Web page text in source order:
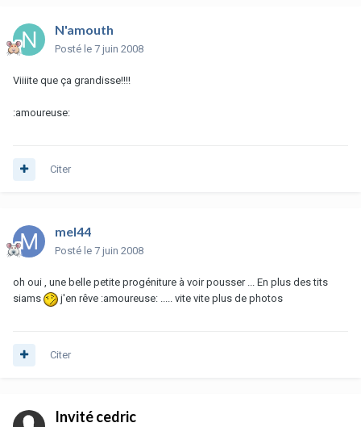
N'amouth
Posté le 7 juin 2008
Viiiite que ça grandisse!!!!
:amoureuse:
Citer
mel44
Posté le 7 juin 2008
oh oui , une belle petite progéniture à voir pousser ... En plus des tits
siams
j'en rêve :amoureuse: ..... vite vite plus de photos
Citer
Invité cedric